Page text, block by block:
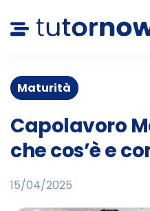
Maturità
Capolavoro
che cos’è e
15/04/2025